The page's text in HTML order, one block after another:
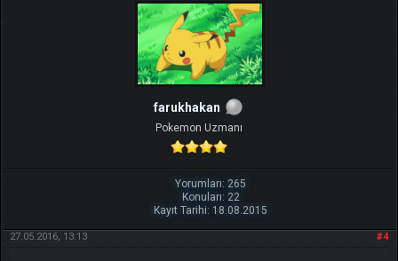
Benim ve diğer eğitmenlerin taktikleri için
farukhakan
Pokemon Uzmanı
Yorumları: 265
Konuları: 22
Kayıt Tarihi: 18.08.2015
#4
27.05.2016, 13:13